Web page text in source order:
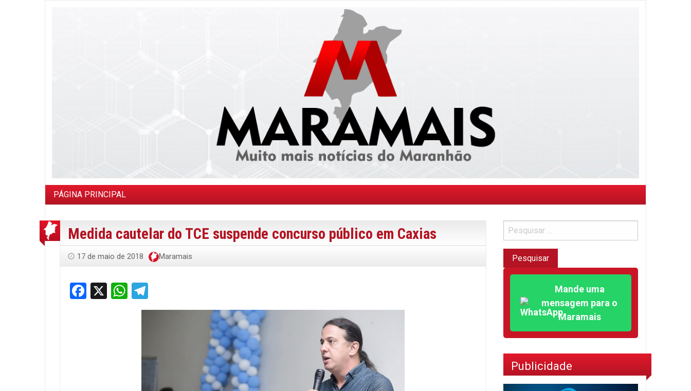
PÁGINA PRINCIPAL
Medida cautelar do TCE suspende concurso público em Caxias
17 de maio de 2018 Maramais
Facebook
X WhatsApp
Mande uma
mensagem para o
Maramais
Publicidade